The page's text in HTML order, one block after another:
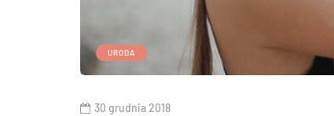
URODA
30 grudnia 2018